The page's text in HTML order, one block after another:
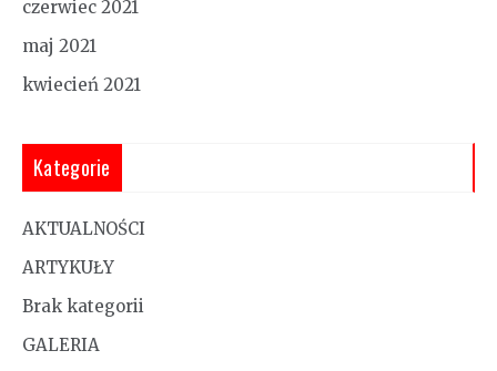
czerwiec 2021
maj 2021
kwiecień 2021
Kategorie
AKTUALNOŚCI
ARTYKUŁY
Brak kategorii
GALERIA